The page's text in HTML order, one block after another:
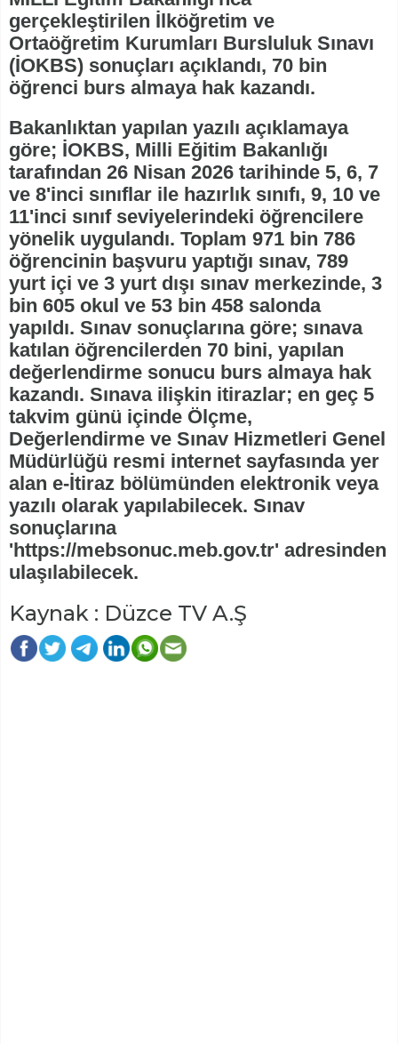
gerçekleştirilen İlköğretim ve
Ortaöğretim Kurumları Bursluluk Sınavı
(İOKBS) sonuçları açıklandı, 70 bin
öğrenci burs almaya hak kazandı.
Bakanlıktan yapılan yazılı açıklamaya
göre; İOKBS, Milli Eğitim Bakanlığı
tarafından 26 Nisan 2026 tarihinde 5, 6, 7
ve 8'inci sınıflar ile hazırlık sınıfı, 9, 10 ve
11'inci sınıf seviyelerindeki öğrencilere
yönelik uygulandı. Toplam 971 bin 786
öğrencinin başvuru yaptığı sınav, 789
yurt içi ve 3 yurt dışı sınav merkezinde, 3
bin 605 okul ve 53 bin 458 salonda
yapıldı. Sınav sonuçlarına göre; sınava
katılan öğrencilerden 70 bini, yapılan
değerlendirme sonucu burs almaya hak
kazandı. Sınava ilişkin itirazlar; en geç 5
takvim günü içinde Ölçme,
Değerlendirme ve Sınav Hizmetleri Genel
Müdürlüğü resmi internet sayfasında yer
alan e-İtiraz bölümünden elektronik veya
yazılı olarak yapılabilecek. Sınav
sonuçlarına
'https://mebsonuc.meb.gov.tr' adresinden
ulaşılabilecek.
Kaynak : Düzce TV A.Ş